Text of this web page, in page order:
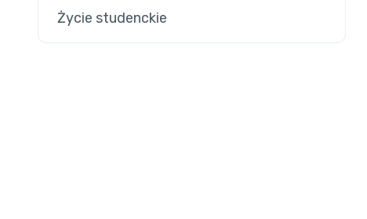
Życie studenckie